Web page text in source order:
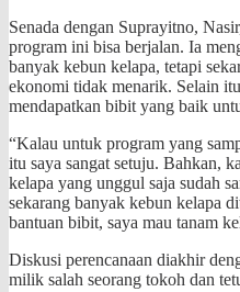
Senada dengan Suprayitno,
program ini bisa berjalan. Ia
banyak kebun kelapa, tetapi
ekonomi tidak menarik. Selain
mendapatkan bibit yang baik
“Kalau untuk program yang
itu saya sangat setuju. Bahkan,
kelapa yang unggul saja sudah
sekarang banyak kebun kelapa
bantuan bibit, saya mau tanam
Diskusi perencanaan diakhir
milik salah seorang tokoh dan